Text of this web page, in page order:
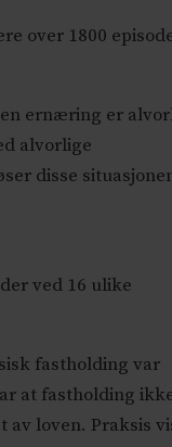
over 1800
ernæring er
alvorlige
disse
ved 16 ulike
fastholding var
at fastholding
av loven. Praksis